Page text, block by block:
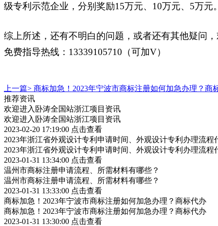
级专利示范企业，分别奖励15万元、10万元、5万元
综上所述，还有不明白的问题，或者还有其他疑问
免费指导热线：13339105710（可加V）
上一篇> 商标加急！2023年宁波市商标注册如何加急办理？商
推荐资讯
欢迎进入卧涛全国站浙江项目资讯
欢迎进入卧涛全国站浙江项目资讯
2023-02-20 17:19:00 点击查看
2023年浙江省外观设计专利申请时间、外观设计专利办理流程
2023年浙江省外观设计专利申请时间、外观设计专利办理流程
2023-01-31 13:34:00 点击查看
温州市商标注册申请流程、所需材料有哪些？
温州市商标注册申请流程、所需材料有哪些？
2023-01-31 13:33:00 点击查看
商标加急！2023年宁波市商标注册如何加急办理？商标代办
商标加急！2023年宁波市商标注册如何加急办理？商标代办
2023-01-31 13:30:00 点击查看